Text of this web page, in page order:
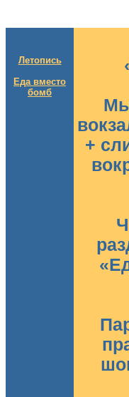
Летопись
Еда вместо
бомб
+